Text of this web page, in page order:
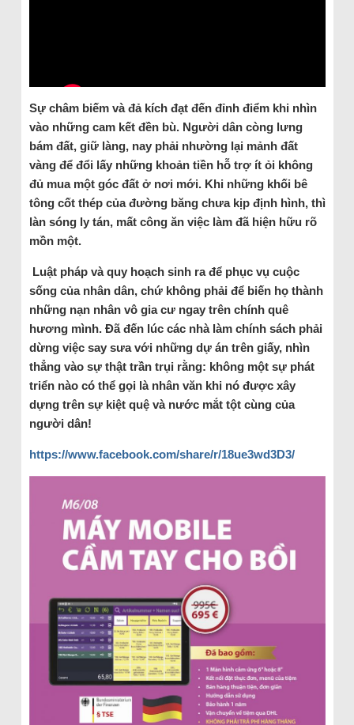
Sự châm biếm và đả kích đạt đến đỉnh điểm khi nhìn
vào những cam kết đền bù. Người dân còng lưng
bám đất, giữ làng, nay phải nhường lại mảnh đất
vàng để đổi lấy những khoản tiền hỗ trợ ít ỏi không
đủ mua một góc đất ở nơi mới. Khi những khối bê
tông cốt thép của đường băng chưa kịp định hình, thì
làn sóng ly tán, mất công ăn việc làm đã hiện hữu rõ
mồn một.
Luật pháp và quy hoạch sinh ra để phục vụ cuộc
sống của nhân dân, chứ không phải để biến họ thành
những nạn nhân vô gia cư ngay trên chính quê
hương mình. Đã đến lúc các nhà làm chính sách phải
dừng việc say sưa với những dự án trên giấy, nhìn
thẳng vào sự thật trần trụi rằng: không một sự phát
triển nào có thể gọi là nhân văn khi nó được xây
dựng trên sự kiệt quệ và nước mắt tột cùng của
người dân!
https://www.facebook.com/share/r/18ue3wd3D3/